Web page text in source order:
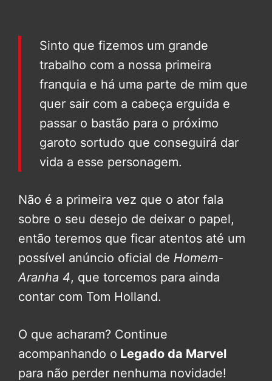
Sinto que fizemos um grande
trabalho com a nossa primeira
franquia e há uma parte de mim que
quer sair com a cabeça erguida e
passar o bastão para o próximo
garoto sortudo que conseguirá dar
vida a esse personagem.
Não é a primeira vez que o ator fala
sobre o seu desejo de deixar o papel,
então teremos que ficar atentos até um
possível anúncio oficial de Homem-
Aranha 4, que torcemos para ainda
contar com Tom Holland.
O que acharam? Continue
acompanhando o Legado da Marvel
para não perder nenhuma novidade!